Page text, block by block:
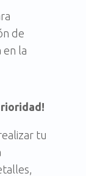
de
en la
tu